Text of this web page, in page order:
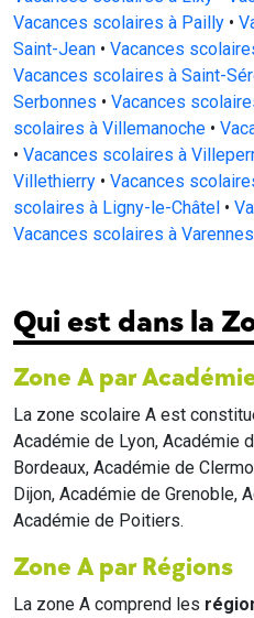
Vacances scolaires à Pailly •
Saint-Jean • Vacances
Vacances scolaires à Saint-
Serbonnes • Vacances
scolaires à Villemanoche •
• Vacances scolaires à
Villethierry • Vacances
scolaires à Ligny-le-Châtel •
Vacances scolaires à Varennes
Qui est dans la
Zone A par
La zone scolaire A est
Académie de Lyon, Académie
Bordeaux, Académie de
Dijon, Académie de Grenoble,
Académie de Poitiers.
Zone A par Régions
La zone A comprend les